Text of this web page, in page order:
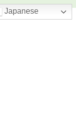
Japanese